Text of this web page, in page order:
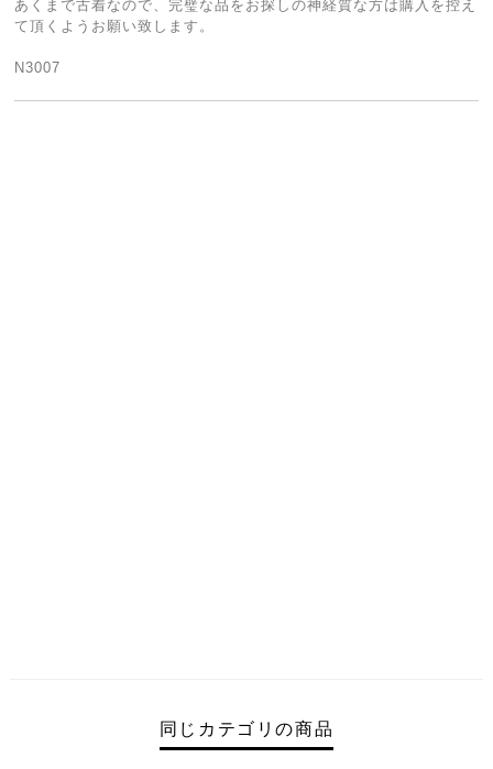
あくまで古着なので、完璧な品をお探しの神経質な方は購入を控え
て頂くようお願い致します。
N3007
同じカテゴリの商品